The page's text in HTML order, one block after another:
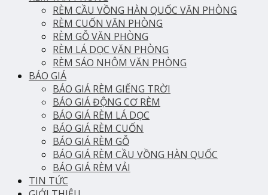
RÈM CẦU VỒNG HÀN QUỐC VĂN PHÒNG
RÈM CUỐN VĂN PHÒNG
RÈM GỖ VĂN PHÒNG
RÈM LÁ DỌC VĂN PHÒNG
RÈM SÁO NHÔM VĂN PHÒNG
BÁO GIÁ
BÁO GIÁ RÈM GIẾNG TRỜI
BÁO GIÁ ĐỘNG CƠ RÈM
BÁO GIÁ RÈM LÁ DỌC
BÁO GIÁ RÈM CUỐN
BÁO GIÁ RÈM GỖ
BÁO GIÁ RÈM CẦU VỒNG HÀN QUỐC
BÁO GIÁ RÈM VẢI
TIN TỨC